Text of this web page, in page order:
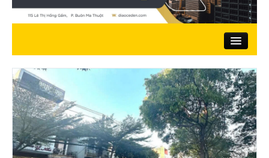
Trang chủ
Giới thiệu
Nhà đất bán